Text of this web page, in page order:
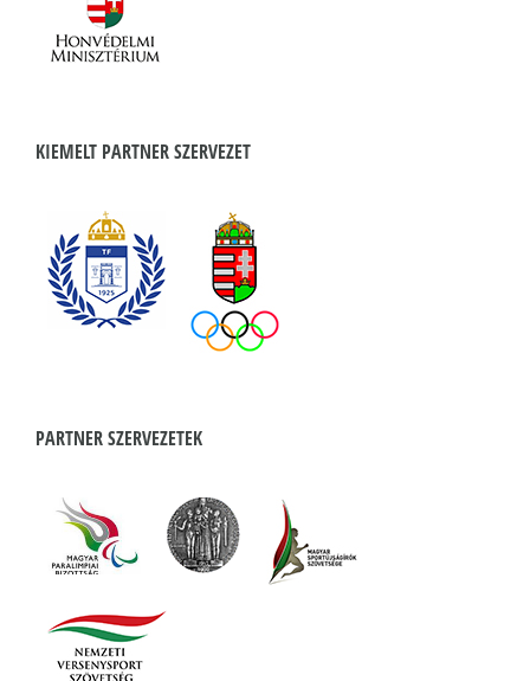
KIEMELT PARTNER SZERVEZET
PARTNER SZERVEZETEK